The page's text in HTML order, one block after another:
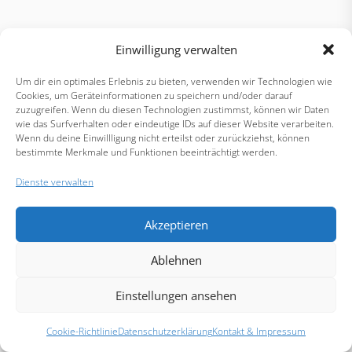
Einwilligung verwalten
Um dir ein optimales Erlebnis zu bieten, verwenden wir Technologien wie
Cookies, um Geräteinformationen zu speichern und/oder darauf
zuzugreifen. Wenn du diesen Technologien zustimmst, können wir Daten
wie das Surfverhalten oder eindeutige IDs auf dieser Website verarbeiten.
Wenn du deine Einwillligung nicht erteilst oder zurückziehst, können
bestimmte Merkmale und Funktionen beeinträchtigt werden.
Dienste verwalten
Akzeptieren
Ablehnen
Einstellungen ansehen
Cookie-RichtlinieDatenschutzerklärungKontakt & Impressum